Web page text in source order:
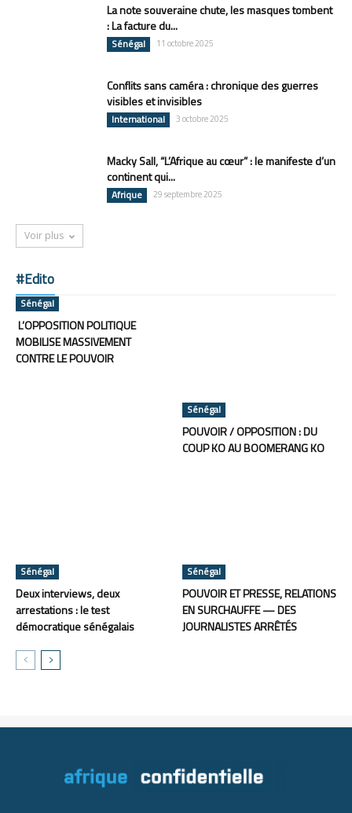
La note souveraine chute, les masques tombent
: La facture du...
Sénégal 11 octobre 2025
Conflits sans caméra : chronique des guerres
visibles et invisibles
International 3 octobre 2025
Macky Sall, “L’Afrique au cœur” : le manifeste d’un
continent qui...
Afrique 29 septembre 2025
Voir plus
#Edito
Sénégal
L’OPPOSITION POLITIQUE
MOBILISE MASSIVEMENT
CONTRE LE POUVOIR
Sénégal
POUVOIR / OPPOSITION : DU
COUP KO AU BOOMERANG KO
Sénégal
Deux interviews, deux
arrestations : le test
démocratique sénégalais
Sénégal
POUVOIR ET PRESSE, RELATIONS
EN SURCHAUFFE — DES
JOURNALISTES ARRÊTÉS